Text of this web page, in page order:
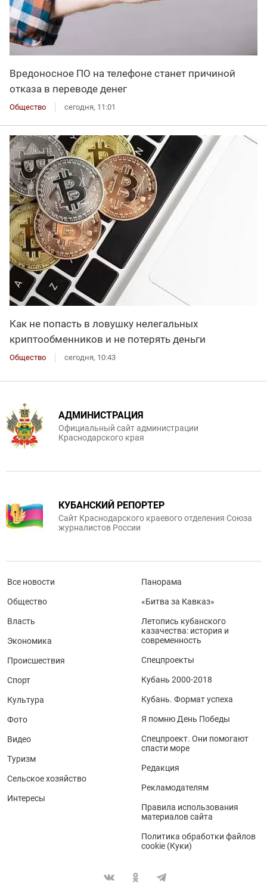
Вредоносное ПО на телефоне станет причиной
отказа в переводе денег
Общество сегодня, 11:01
Как не попасть в ловушку нелегальных
криптообменников и не потерять деньги
Общество сегодня, 10:43
АДМИНИСТРАЦИЯ
Официальный сайт администрации
Краснодарского края
КУБАНСКИЙ РЕПОРТЕР
Сайт Краснодарского краевого отделения Союза
журналистов России
Все новости
Общество
Власть
Экономика
Происшествия
Спорт
Культура
Фото
Видео
Туризм
Сельское хозяйство
Интересы
Панорама
«Битва за Кавказ»
Летопись кубанского
казачества: история и
современность
Спецпроекты
Кубань 2000-2018
Кубань. Формат успеха
Я помню День Победы
Спецпроект. Они помогают
спасти море
Редакция
Рекламодателям
Правила использования
материалов сайта
Политика обработки файлов
cookie (Куки)